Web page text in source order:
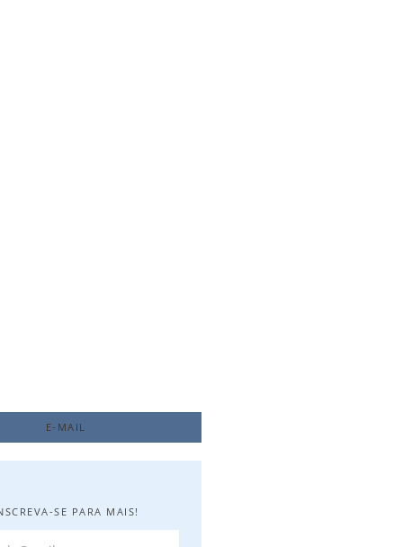
E-MAIL
SE PARA MAIS!